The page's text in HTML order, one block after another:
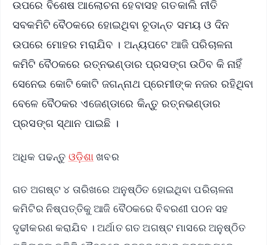
ଉପରେ ବିଶେଷ ଆଲୋଚନା ହେବାସହ ଗତକାଲି ନୀତି
ସବକମିଟି ବୈଠକରେ ହୋଇଥିବା ଚୂଡାନ୍ତ ସମୟ ଓ ଦିନ
ଉପରେ ମୋହର ମରାଯିବ । ଅନ୍ୟପଟେ ଆଜି ପରିଚାଳନା
କମିଟି ବୈଠକରେ ରତ୍ନଭଣ୍ଡାର ପ୍ରସଙ୍ଗ ଉଠିବ କି ନାହିଁ
ସେନେଇ କୋଟି କୋଟି ଜଗନ୍ନାଥ ପ୍ରେମୀଙ୍କ ନଜର ରହିଥିବା
ବେଳେ ବୈଠକର ଏଜେଣ୍ଡାରେ କିନ୍ତୁ ରତ୍ନଭଣ୍ଡାର
ପ୍ରସଙ୍ଗ ସ୍ଥାନ ପାଇଛି ।
ଅଧିକ ପଢନ୍ତୁ ଓଡ଼ିଶା ଖବର
ଗତ ଅଗଷ୍ଟ ୪ ତାରିଖରେ ଅନୁଷ୍ଠିତ ହୋଇଥିବା ପରିଚାଳନା
କମିଟିର ନିଷ୍ପତ୍ତିକୁ ଆଜି ବୈଠକରେ ବିବରଣୀ ପଠନ ସହ
ଦୃଢୀକରଣ କରାଯିବ । ଅର୍ଥାତ ଗତ ଅଗଷ୍ଟ ମାସରେ ଅନୁଷ୍ଠିତ